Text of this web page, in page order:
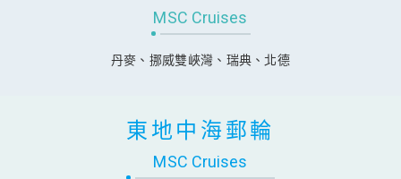
MSC Cruises
丹麥、挪威雙峽灣、瑞典、北德
東地中海郵輪
MSC Cruises